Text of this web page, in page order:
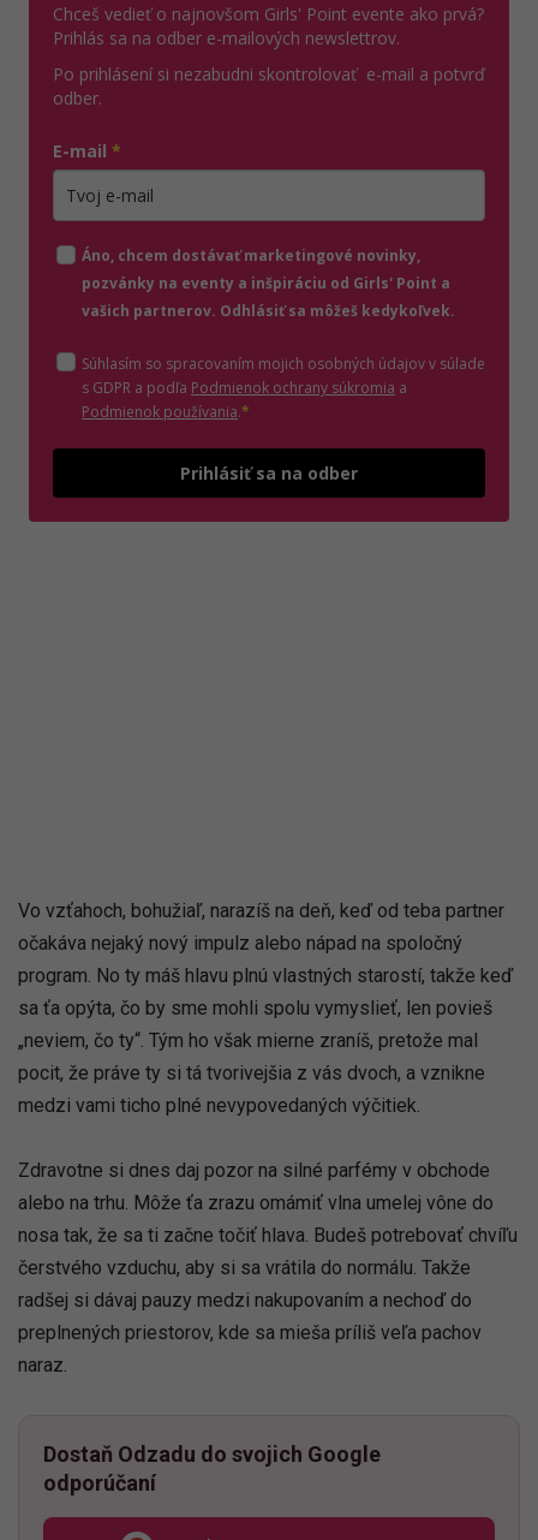
Chceš vedieť o najnovšom Girls' Point evente ako prvá?
Prihlás sa na odber e-mailových newslettrov.
Po prihlásení si nezabudni skontrolovať e-mail a potvrď
odber.
E-mail *
Áno, chcem dostávať marketingové novinky,
pozvánky na eventy a inšpiráciu od Girls' Point a
vašich partnerov. Odhlásiť sa môžeš kedykoľvek.
Súhlasím so spracovaním mojich osobných údajov v súlade
s GDPR a podľa Podmienok ochrany súkromia (otvorí sa v novom
a
Podmienok používania(otvorí sa v novom okne)
.*
Prihlásiť sa na odber
Vo vzťahoch, bohužiaľ, narazíš na deň, keď od teba partner
očakáva nejaký nový impulz alebo nápad na spoločný
program. No ty máš hlavu plnú vlastných starostí, takže keď
sa ťa opýta, čo by sme mohli spolu vymyslieť, len povieš
„neviem, čo ty“. Tým ho však mierne zraníš, pretože mal
pocit, že práve ty si tá tvorivejšia z vás dvoch, a vznikne
medzi vami ticho plné nevypovedaných výčitiek.
Zdravotne si dnes daj pozor na silné parfémy v obchode
alebo na trhu. Môže ťa zrazu omámiť vlna umelej vône do
nosa tak, že sa ti začne točiť hlava. Budeš potrebovať chvíľu
čerstvého vzduchu, aby si sa vrátila do normálu. Takže
radšej si dávaj pauzy medzi nakupovaním a nechoď do
preplnených priestorov, kde sa mieša príliš veľa pachov
naraz.
Dostaň Odzadu do svojich Google
odporúčaní